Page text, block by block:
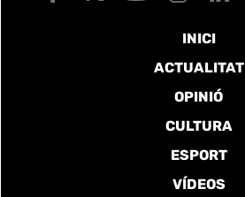
INICI
ACTUALITAT
OPINIÓ
CULTURA
ESPORT
VÍDEOS